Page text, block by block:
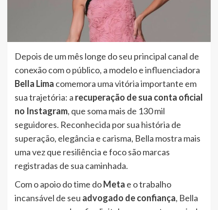
Depois de um mês longe do seu principal canal de
conexão com o público, a modelo e influenciadora
Bella Lima comemora uma vitória importante em
sua trajetória: a recuperação de sua conta oficial
no Instagram, que soma mais de 130 mil
seguidores. Reconhecida por sua história de
superação, elegância e carisma, Bella mostra mais
uma vez que resiliência e foco são marcas
registradas de sua caminhada.
Com o apoio do time doMeta e o trabalho
incansável de seu advogado de confiança, Bella